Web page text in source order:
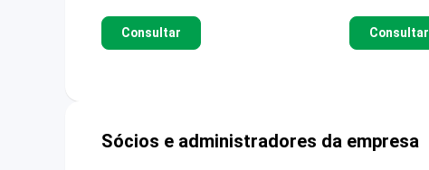
Consultar Consultar
Sócios e administradores da empresa